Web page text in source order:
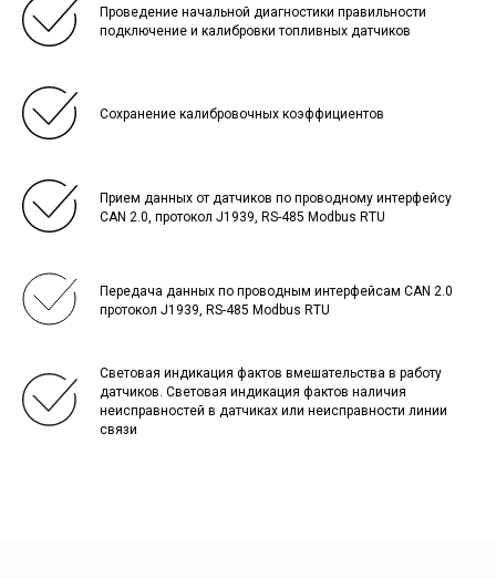
Проведение начальной диагностики правильности
подключение и калибровки топливных датчиков
Сохранение калибровочных коэффициентов
Прием данных от датчиков по проводному интерфейсу
CAN 2.0, протокол J1939, RS-485 Modbus RTU
Передача данных по проводным интерфейсам CAN 2.0
протокол J1939, RS-485 Modbus RTU
Световая индикация фактов вмешательства в работу
датчиков. Световая индикация фактов наличия
неисправностей в датчиках или неисправности линии
связи